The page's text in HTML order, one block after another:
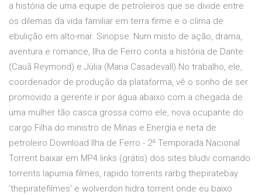
a história de uma equipe de petroleiros que se divide entre
os dilemas da vida familiar em terra firme e o clima de
ebulição em alto-mar. Sinopse: Num misto de ação, drama,
aventura e romance, Ilha de Ferro conta a história de Dante
(Cauã Reymond) e Júlia (Maria Casadevall).No trabalho, ele,
coordenador de produção da plataforma, vê o sonho de ser
promovido a gerente ir por água abaixo com a chegada de
uma mulher tão casca grossa como ele, nova ocupante do
cargo.Filha do ministro de Minas e Energia e neta de
petroleiro Download Ilha de Ferro - 2ª Temporada Nacional
Torrent baixar em MP4 links (grátis) dos sites bludv comando
torrents lapumia filmes, rapido torrents rarbg thepiratebay
'thepiratefilmes' e wolverdon hidra torrent onde eu baixo